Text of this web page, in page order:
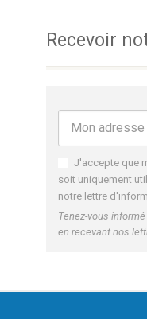
Recevoir
J'accepte que
soit uniquement
notre lettre
Tenez-vous
en recevant nos